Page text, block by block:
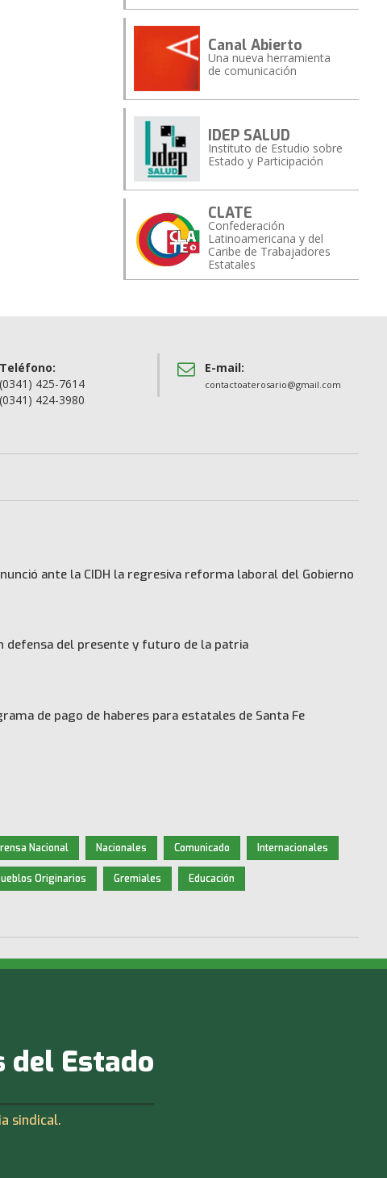
Canal Abierto
Una nueva herramienta
de comunicación
IDEP SALUD
Instituto de Estudio sobre
Estado y Participación
CLATE
Confederación
Latinoamericana y del
Caribe de Trabajadores
Estatales
Teléfono:
(0341) 425-7614
(0341) 424-3980
E-mail:
contactoaterosario@gmail.com
ante la CIDH la regresiva reforma laboral del Gobierno
defensa del presente y futuro de la patria
de pago de haberes para estatales de Santa Fe
Nacional Nacionales Comunicado Internacionales
Originarios Gremiales Educación
del Estado
sindical.